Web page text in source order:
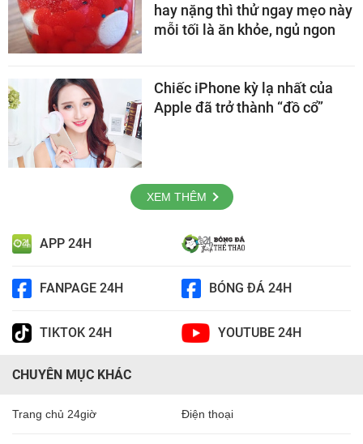
hay nặng thì thử ngay mẹo này
mỗi tối là ăn khỏe, ngủ ngon
Chiếc iPhone kỳ lạ nhất của
Apple đã trở thành “đồ cổ”
XEM THÊM
APP 24H
FANPAGE 24H BÓNG ĐÁ 24H
TIKTOK 24H YOUTUBE 24H
CHUYÊN MỤC KHÁC
Trang chủ 24giờ Điện thoại